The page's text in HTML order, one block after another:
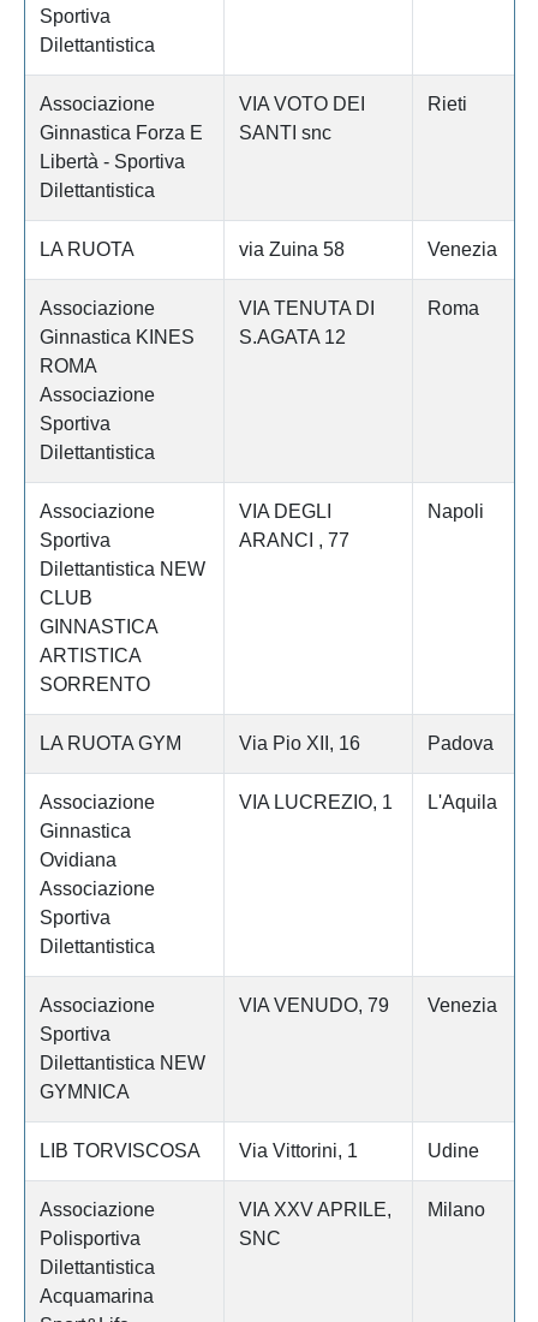
Sportiva
Dilettantistica
Associazione
Ginnastica Forza E
Libertà - Sportiva
Dilettantistica
VIA VOTO DEI
SANTI snc
Rieti
LA RUOTA via Zuina 58 Venezia
Associazione
Ginnastica KINES
ROMA
Associazione
Sportiva
Dilettantistica
VIA TENUTA DI
S.AGATA 12
Roma
Associazione
Sportiva
Dilettantistica NEW
CLUB
GINNASTICA
ARTISTICA
SORRENTO
VIA DEGLI
ARANCI , 77
Napoli
LA RUOTA GYM Via Pio XII, 16 Padova
Associazione
Ginnastica
Ovidiana
Associazione
Sportiva
Dilettantistica
VIA LUCREZIO, 1 L'Aquila
Associazione
Sportiva
Dilettantistica NEW
GYMNICA
VIA VENUDO, 79 Venezia
LIB TORVISCOSA Via Vittorini, 1 Udine
Associazione
Polisportiva
Dilettantistica
Acquamarina
VIA XXV APRILE,
SNC
Milano